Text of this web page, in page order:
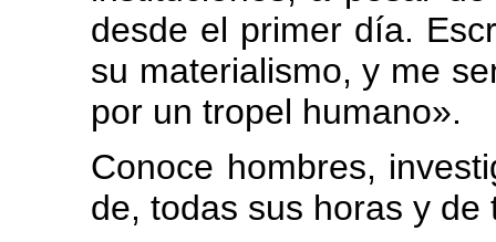
desde el primer día.
su materialismo, y me
por un tropel humano».
Conoce hombres,
de, todas sus horas y de